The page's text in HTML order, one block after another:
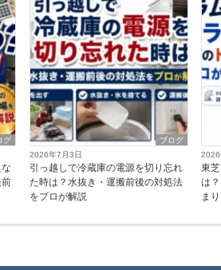
グ
ブログ
2026年7月3日
引っ越しで冷蔵庫の電源を切り忘れ
た時は？水抜き・運搬前後の対処法
をプロが解説
2026
東
は
ま